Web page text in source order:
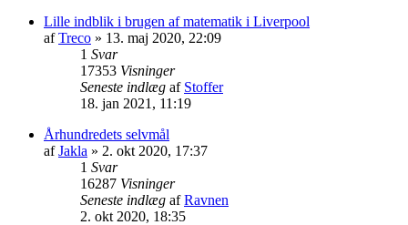
Lille indblik i brugen af matematik i Liverpool
afTreco » 13. maj 2020, 22:09
1 Svar
17353 Visninger
Seneste indlæg af Stoffer
18. jan 2021, 11:19
Århundredets selvmål
afJakla » 2. okt 2020, 17:37
1 Svar
16287 Visninger
Seneste indlæg afRavnen
2. okt 2020, 18:35